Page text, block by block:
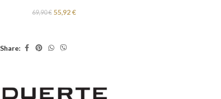
69,90€ 55,92€
Share: